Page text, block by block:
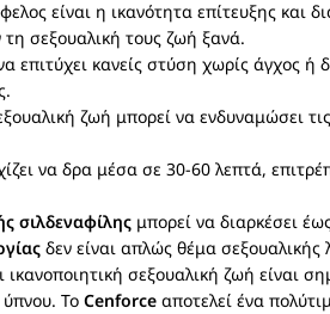
είναι η ικανότητα επίτευξης
σεξουαλική τους ζωή ξανά.
επιτύχει κανείς στύση χωρίς άγχος
ζωή μπορεί να ενδυναμώσει
να δρα μέσα σε 30-60 λεπτά,
σιλδεναφίλης μπορεί να διαρκέσει
δεν είναι απλώς θέμα
ικανοποιητική σεξουαλική ζωή
Το Cenforce αποτελεί ένα